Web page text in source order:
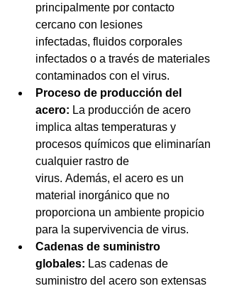
principalmente por contacto
cercano con lesiones
infectadas, fluidos corporales
infectados o a través de materiales
contaminados con el virus.
Proceso de producción del
acero: La producción de acero
implica altas temperaturas y
procesos químicos que eliminarían
cualquier rastro de
virus. Además, el acero es un
material inorgánico que no
proporciona un ambiente propicio
para la supervivencia de virus.
Cadenas de suministro
globales: Las cadenas de
suministro del acero son extensas